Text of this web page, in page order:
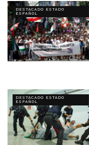
DESTACADO ESTADO
ESPAÑOL
DESTACADO ESTADO
ESPAÑOL